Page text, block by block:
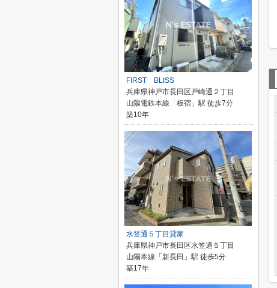
FIRST BLISS
兵庫県神戸市長田区戸崎通２丁目
山陽電鉄本線「板宿」駅 徒歩7分
築10年
水笠通５丁目貸家
兵庫県神戸市長田区水笠通５丁目
山陽本線「新長田」駅 徒歩5分
築17年